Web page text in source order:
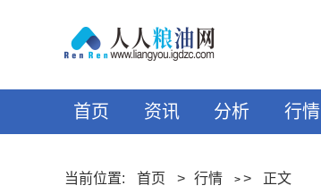
首页 资讯 分析 行情
当前位置: 首页 > 行情 > > 正文